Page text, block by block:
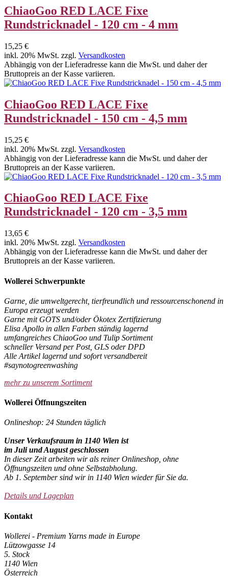
ChiaoGoo RED LACE Fixe
Rundstricknadel - 120 cm - 4 mm
15,25 €
inkl. 20% MwSt. zzgl. Versandkosten
Abhängig von der Lieferadresse kann die MwSt. und daher der
Bruttopreis an der Kasse variieren.
ChiaoGoo RED LACE Fixe
Rundstricknadel - 150 cm - 4,5 mm
15,25 €
inkl. 20% MwSt. zzgl. Versandkosten
Abhängig von der Lieferadresse kann die MwSt. und daher der
Bruttopreis an der Kasse variieren.
ChiaoGoo RED LACE Fixe
Rundstricknadel - 120 cm - 3,5 mm
13,65 €
inkl. 20% MwSt. zzgl. Versandkosten
Abhängig von der Lieferadresse kann die MwSt. und daher der
Bruttopreis an der Kasse variieren.
Wollerei Schwerpunkte
Garne, die umweltgerecht, tierfreundlich und ressourcenschonend in
Europa erzeugt werden
Garne mit GOTS und/oder Ökotex Zertifizierung
Elisa Apollo in allen Farben ständig lagernd
umfangreiches ChiaoGoo und Tulip Sortiment
schneller Versand per Post, GLS oder DPD
Alle Artikel lagernd und sofort versandbereit
#saynotogreenwashing
mehr zu unserem Sortiment
Wollerei Öffnungszeiten
Onlineshop: 24 Stunden täglich
Unser Verkaufsraum in 1140 Wien ist
im Juli und August geschlossen
In dieser Zeit arbeiten wir als reiner Onlineshop, ohne
Öffnungszeiten und ohne Selbstabholung.
Ab 1. September sind wir in 1140 Wien wieder für Sie da.
Details und Lageplan
Kontakt
Wollerei - Premium Yarns made in Europe
Lützowgasse 14
5. Stock
1140 Wien
Österreich